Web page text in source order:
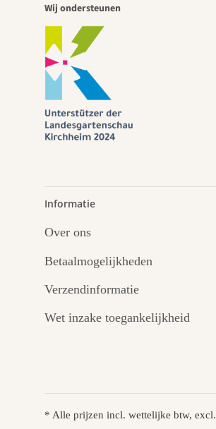
Wij ondersteunen
Informatie
Over ons
Betaalmogelijkheden
Verzendinformatie
Wet inzake toegankelijkheid
* Alle prijzen incl. wettelijke btw, excl.